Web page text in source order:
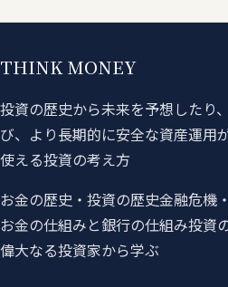
THINK MONEY
投資の歴史から未来を予想したり
び、より長期的に安全な資産運用
使える投資の考え方
お金の歴史・投資の歴史金融危機
お金の仕組みと銀行の仕組み投資
偉大なる投資家から学ぶ